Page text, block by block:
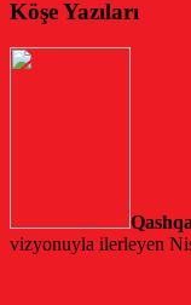
Köşe Yazıları
vizyonuyla ilerleyen